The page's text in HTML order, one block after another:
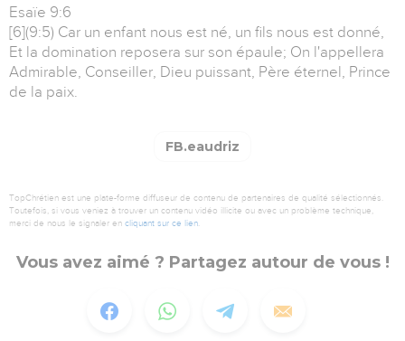
Esaïe 9:6
[6](9:5) Car un enfant nous est né, un fils nous est donné,
Et la domination reposera sur son épaule; On l'appellera
Admirable, Conseiller, Dieu puissant, Père éternel, Prince
de la paix.
FB.eaudriz
TopChrétien est une plate-forme diffuseur de contenu de partenaires de qualité sélectionnés.
Toutefois, si vous veniez à trouver un contenu vidéo illicite ou avec un problème technique,
merci de nous le signaler en cliquant sur ce lien.
Vous avez aimé ? Partagez autour de vous !